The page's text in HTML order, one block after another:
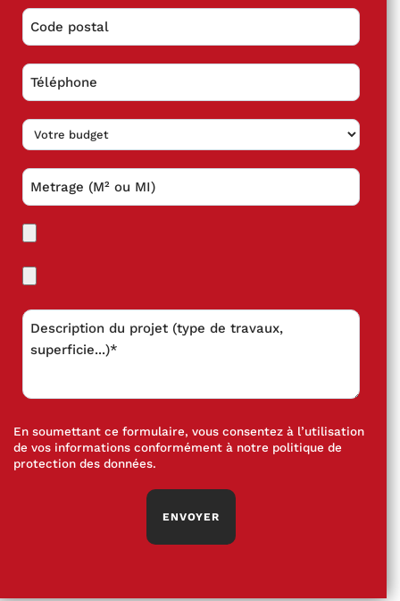
En soumettant ce formulaire, vous consentez à l’utilisation
de vos informations conformément à notre politique de
protection des données.